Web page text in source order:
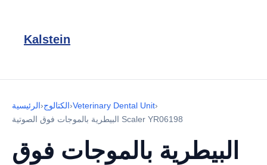
Kalstein
الرئيسية›الكتالوج›Veterinary Dental Unit›
البيطرية بالموجات فوق الصوتية Scaler YR06198
البيطرية بالموجات فوق